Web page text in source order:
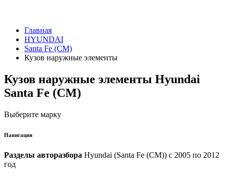
Главная
HYUNDAI
Santa Fe (CM)
Кузов наружные элементы
Кузов наружные элементы Hyundai
Santa Fe (CM)
Выберите марку
Навигация
Разделы авторазбора Hyundai (Santa Fe (CM)) с 2005 по 2012
год